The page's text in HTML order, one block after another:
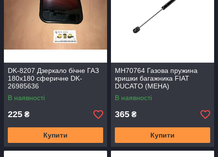
DK-8207 Дзеркало бічне ГАЗ
180х180 сферичне DK-
26985636
В наявності
225 ₴
Купити
MH70764 Газова пружина
кришки багажника FIAT
DUCATO (MEHA)
В наявності
365 ₴
Купити